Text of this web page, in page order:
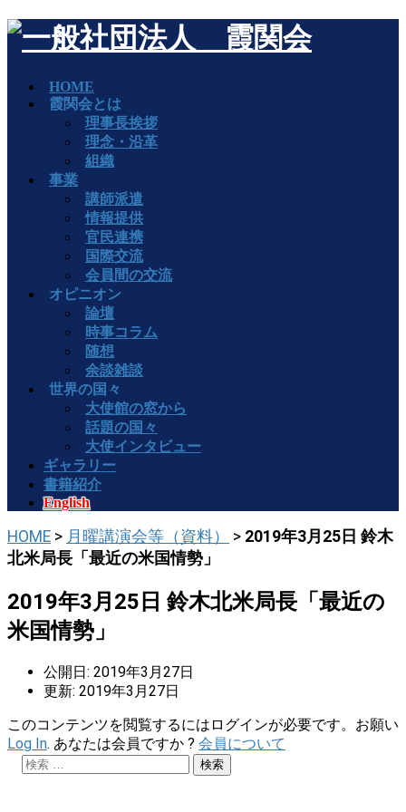
HOME
霞関会とは
理事長挨拶
理念・沿革
組織
事業
講師派遣
情報提供
官民連携
国際交流
会員間の交流
オピニオン
論壇
時事コラム
随想
余談雑談
世界の国々
大使館の窓から
話題の国々
大使インタビュー
ギャラリー
書籍紹介
English
HOME > 月曜講演会等（資料） > 2019年3月25日 鈴木
北米局長「最近の米国情勢」
2019年3月25日 鈴木北米局長「最近の
米国情勢」
公開日: 2019年3月27日
更新: 2019年3月27日
このコンテンツを閲覧するにはログインが必要です。お願い
Log In. あなたは会員ですか ? 会員について
検索: